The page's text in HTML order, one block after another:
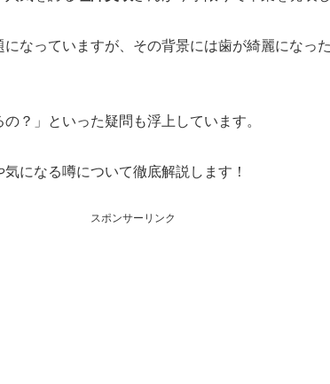
なっていますが、その背景には歯が綺麗になっ
？」といった疑問も浮上しています。
になる噂について徹底解説します！
スポンサーリンク